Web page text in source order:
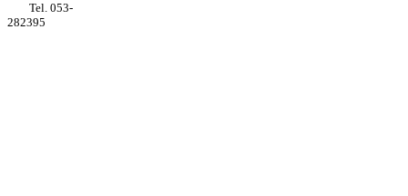
Tel. 053-
282395